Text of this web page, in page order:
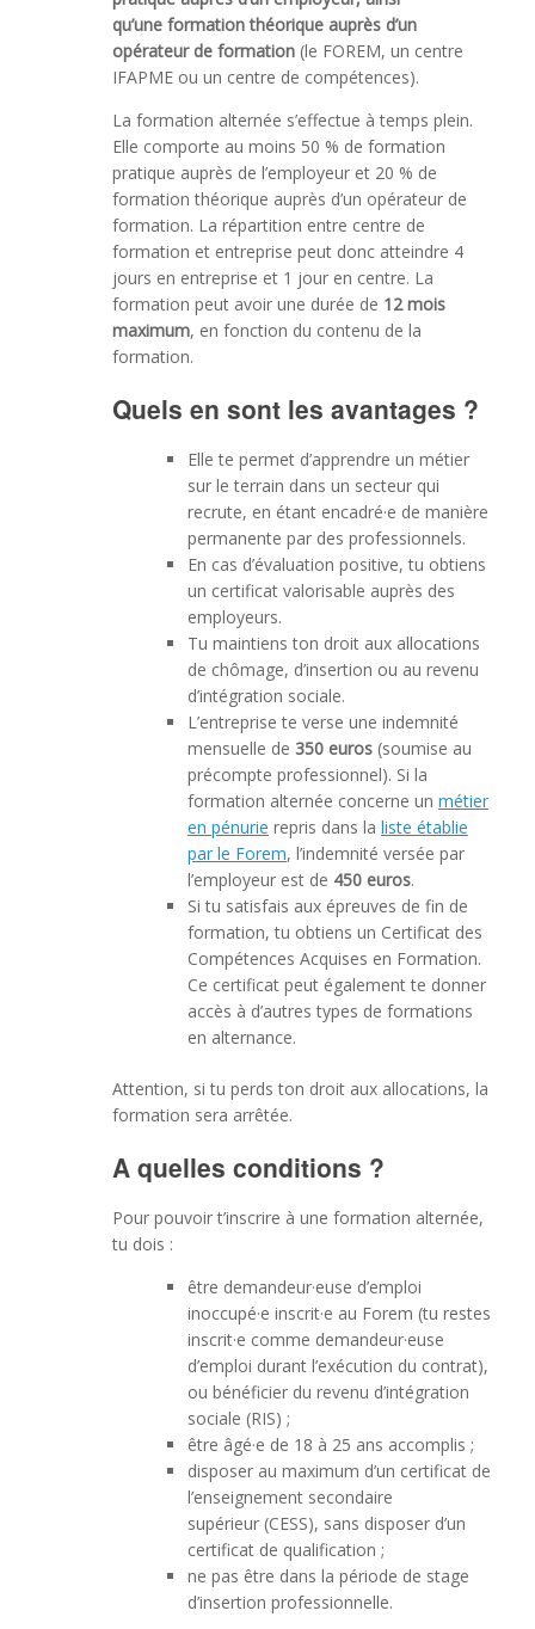
qu’une formation théorique auprès d’un
opérateur de formation(le FOREM, un centre
IFAPME ou un centre de compétences).
La formation alternée s’effectue à temps plein.
Elle comporte au moins 50 % de formation
pratique auprès de l’employeur et 20 % de
formation théorique auprès d’un opérateur de
formation. La répartition entre centre de
formation et entreprise peut donc atteindre 4
jours en entreprise et 1 jour en centre. La
formation peut avoir une durée de 12 mois
maximum, en fonction du contenu de la
formation.
Quels en sont les avantages ?
Elle te permet d’apprendre un métier
sur le terrain dans un secteur qui
recrute, en étant encadré·e de manière
permanente par des professionnels.
En cas d’évaluation positive, tu obtiens
un certificat valorisable auprès des
employeurs.
Tu maintiens ton droit aux allocations
de chômage, d’insertion ou au revenu
d’intégration sociale.
L’entreprise te verse une indemnité
mensuelle de 350 euros(soumise au
précompte professionnel). Si la
formation alternée concerne un métier
en pénurie repris dans la liste établie
par le Forem, l’indemnité versée par
l’employeur est de 450 euros.
Si tu satisfais aux épreuves de fin de
formation, tu obtiens un Certificat des
Compétences Acquises en Formation.
Ce certificat peut également te donner
accès à d’autres types de formations
en alternance.
Attention, si tu perds ton droit aux allocations, la
formation sera arrêtée.
A quelles conditions ?
Pour pouvoir t’inscrire à une formation alternée,
tu dois :
être demandeur·euse d’emploi
inoccupé·e inscrit·e au Forem (tu restes
inscrit·e comme demandeur·euse
d’emploi durant l’exécution du contrat),
ou bénéficier du revenu d’intégration
sociale (RIS) ;
être âgé·e de 18 à 25 ans accomplis ;
disposer au maximum d’un certificat de
l’enseignement secondaire
supérieur (CESS), sans disposer d’un
certificat de qualification ;
ne pas être dans la période de stage
d’insertion professionnelle.